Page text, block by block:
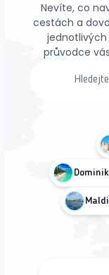
Nevíte, co
cestách a
průvodce